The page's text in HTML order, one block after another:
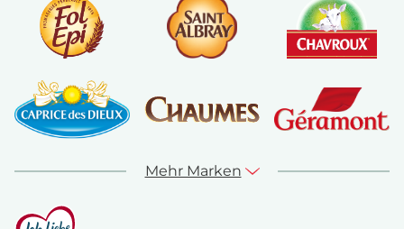
Mehr Marken